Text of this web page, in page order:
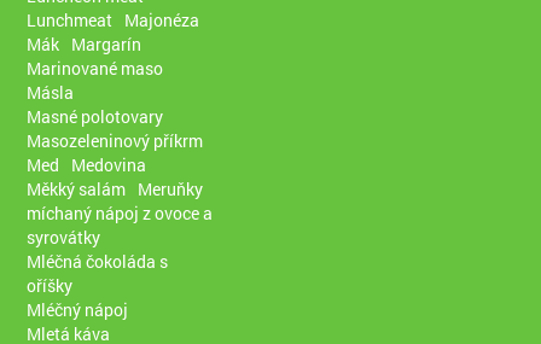
Lunchmeat Majonéza
Mák Margarín
Marinované maso
Másla
Masné polotovary
Masozeleninový příkrm
Med
Medovina
Měkký salám Meruňky
míchaný nápoj z ovoce a
syrovátky
Mléčná čokoláda s
oříšky
Mléčný nápoj
Mletá káva